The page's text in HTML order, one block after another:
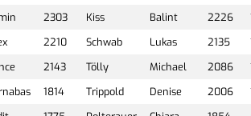
2303 Kiss Balint 2226
2210 Schwab Lukas 2135
2143 Tölly Michael 2086
1814 Trippold Denise 2006